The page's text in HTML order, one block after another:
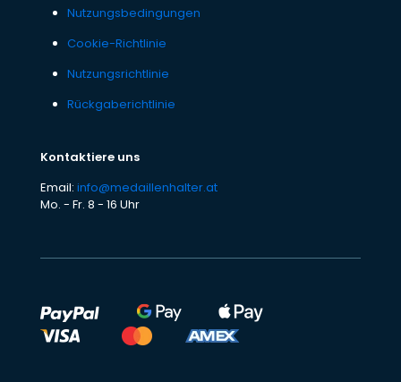
Nutzungsbedingungen
Cookie-Richtlinie
Nutzungsrichtlinie
Rückgaberichtlinie
Kontaktiere uns
Email: info@medaillenhalter.at
Mo. - Fr. 8 - 16 Uhr